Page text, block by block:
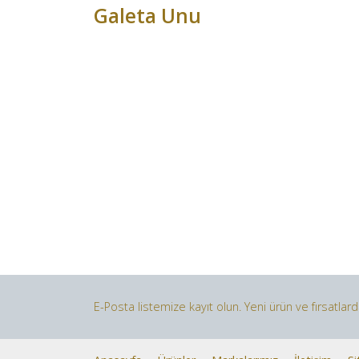
Galeta Unu
E-Posta listemize kayıt olun. Yeni ürün ve